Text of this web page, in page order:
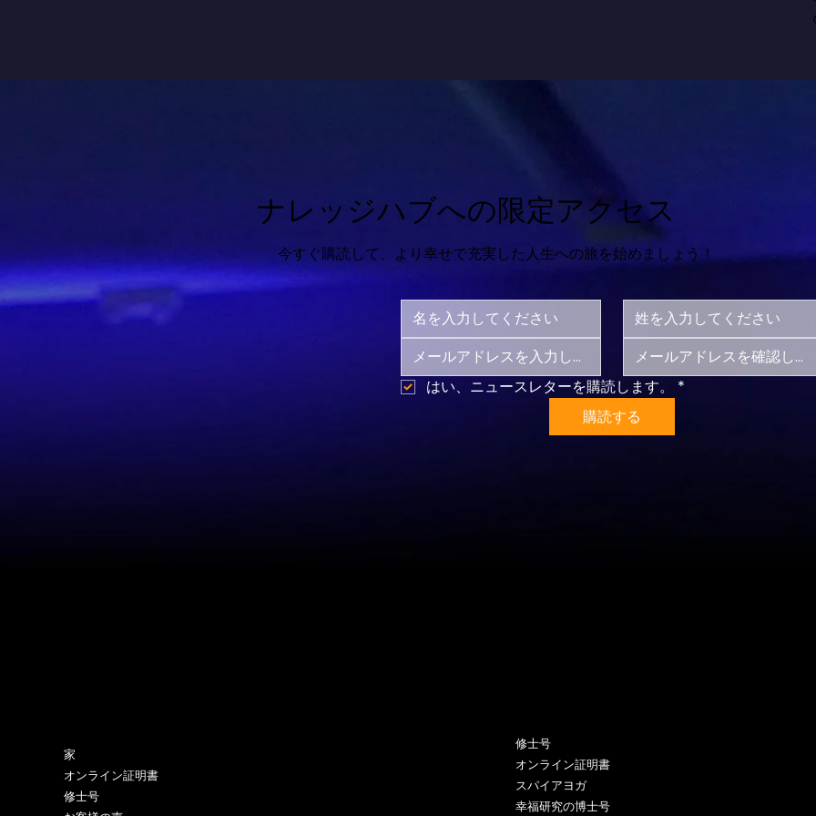
ナレッジハブへの限定アクセス
今すぐ購読して、より幸せで充実した人生への旅を始めましょう！
はい、ニュースレターを購読します。
*
購読する
家
オンライン証明書
修士号
修士号
オンライン証明書
スパイアヨガ
幸福研究の博士号